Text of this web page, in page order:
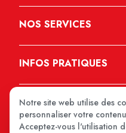
NOS SERVICES
INFOS PRATIQUES
Notre site web utilise des
personnaliser votre
Acceptez-vous l'utilisation